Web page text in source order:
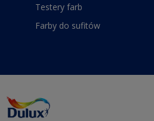
Testery farb
Farby do sufitów